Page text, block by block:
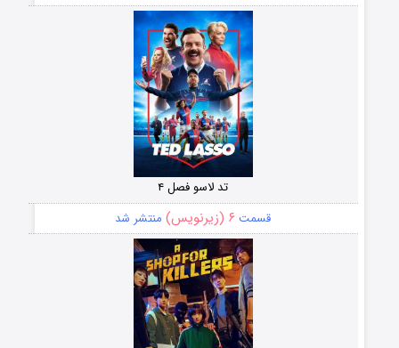
تد لاسو فصل ۴
قسمت ۶ (زیرنویس) منتشر شد